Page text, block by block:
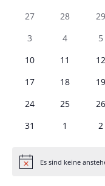
von
0
27
0
28
0
29
0
3
0
4
0
5
010
011
012
017
018
019
0
24
0
25
0
26
0
31
01
0
2
HinweisEs sind keine